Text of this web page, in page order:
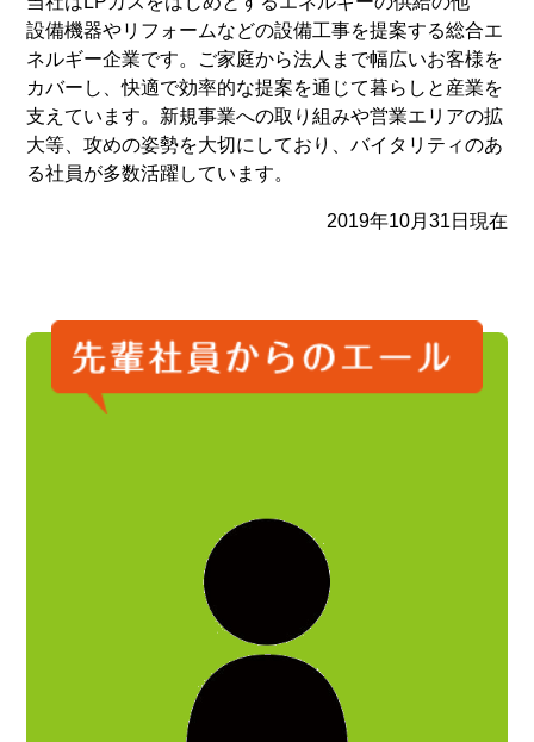
設備機器やリフォームなどの設備工事を提案する総合エ
ネルギー企業です。ご家庭から法人まで幅広いお客様を
カバーし、快適で効率的な提案を通じて暮らしと産業を
支えています。新規事業への取り組みや営業エリアの拡
大等、攻めの姿勢を大切にしており、バイタリティのあ
る社員が多数活躍しています。
2019年10月31日現在